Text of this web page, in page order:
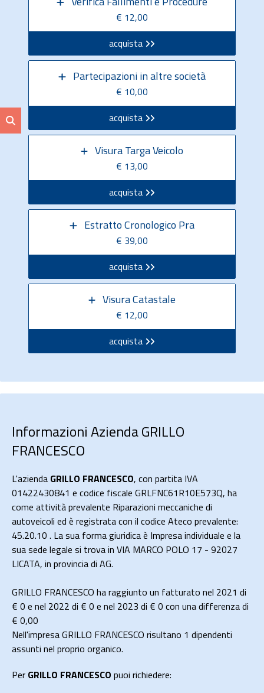
€ 12,00
acquista
Partecipazioni in altre società
€ 10,00
acquista
Visura Targa Veicolo
€ 13,00
acquista
Estratto Cronologico Pra
€ 39,00
acquista
Visura Catastale
€ 12,00
acquista
Informazioni Azienda GRILLO
FRANCESCO
L'azienda GRILLO FRANCESCO, con partita IVA
01422430841 e codice fiscale GRLFNC61R10E573Q, ha
come attività prevalente Riparazioni meccaniche di
autoveicoli ed è registrata con il codice Ateco prevalente:
45.20.10 . La sua forma giuridica è Impresa individuale e la
sua sede legale si trova in VIA MARCO POLO 17 - 92027
LICATA, in provincia di AG.
GRILLO FRANCESCO ha raggiunto un fatturato nel 2021 di
€ 0 e nel 2022 di € 0 e nel 2023 di € 0 con una differenza di
€ 0,00
Nell'impresa GRILLO FRANCESCO risultano 1 dipendenti
assunti nel proprio organico.
Per GRILLO FRANCESCO puoi richiedere: